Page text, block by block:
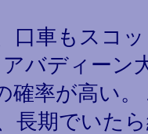
口車もスコ
バディーン
確率が高い。
長期でいた